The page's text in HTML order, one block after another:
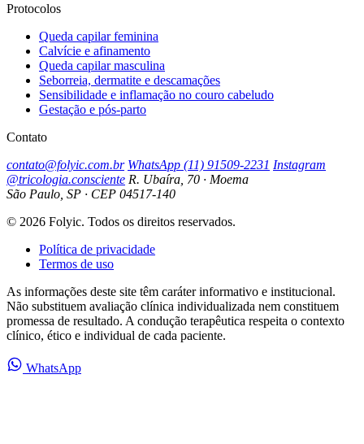
Protocolos
Queda capilar feminina
Calvície e afinamento
Queda capilar masculina
Seborreia, dermatite e descamações
Sensibilidade e inflamação no couro cabeludo
Gestação e pós-parto
Contato
contato@folyic.com.br WhatsApp (11) 91509-2231 Instagram
@tricologia.consciente R. Ubaíra, 70 · Moema
São Paulo, SP · CEP 04517-140
© 2026 Folyic. Todos os direitos reservados.
Política de privacidade
Termos de uso
As informações deste site têm caráter informativo e institucional.
Não substituem avaliação clínica individualizada nem constituem
promessa de resultado. A condução terapêutica respeita o contexto
clínico, ético e individual de cada paciente.
WhatsApp